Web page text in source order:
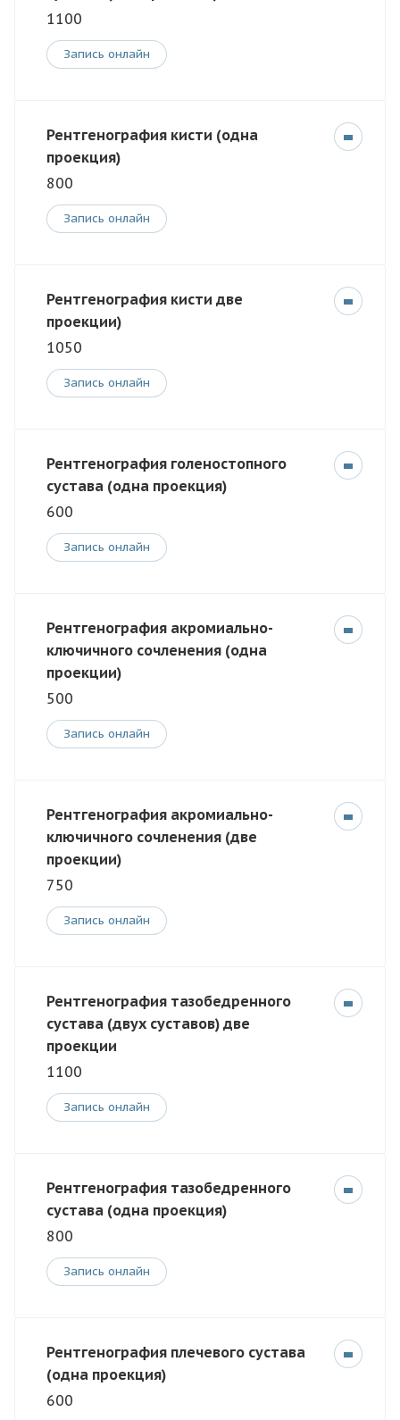
1100
Запись онлайн
Рентгенография кисти (одна
проекция)
800
Запись онлайн
Рентгенография кисти две
проекции)
1050
Запись онлайн
Рентгенография голеностопного
сустава (одна проекция)
600
Запись онлайн
Рентгенография акромиально-
ключичного сочленения (одна
проекции)
500
Запись онлайн
Рентгенография акромиально-
ключичного сочленения (две
проекции)
750
Запись онлайн
Рентгенография тазобедренного
сустава (двух суставов) две
проекции
1100
Запись онлайн
Рентгенография тазобедренного
сустава (одна проекция)
800
Запись онлайн
Рентгенография плечевого сустава
(одна проекция)
600